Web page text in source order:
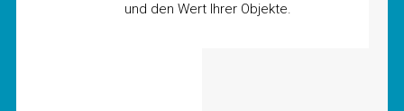
und den Wert Ihrer Objekte.